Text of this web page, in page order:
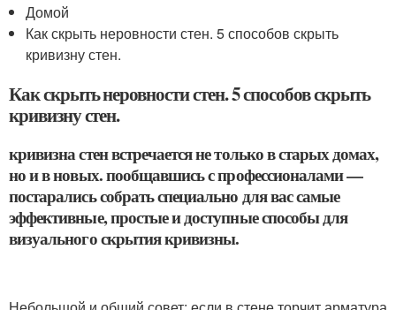
Домой
Как скрыть неровности стен. 5 способов скрыть
кривизну стен.
Как скрыть неровности стен. 5 способов скрыть
кривизну стен.
кривизна стен встречается не только в старых домах,
но и в новых. пообщавшись с профессионалами —
постарались собрать специально для вас самые
эффективные, простые и доступные способы для
визуального скрытия кривизны.